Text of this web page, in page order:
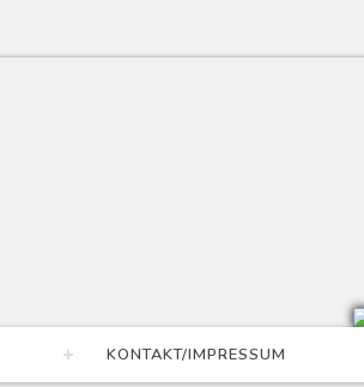
KONTAKT/IMPRESSUM